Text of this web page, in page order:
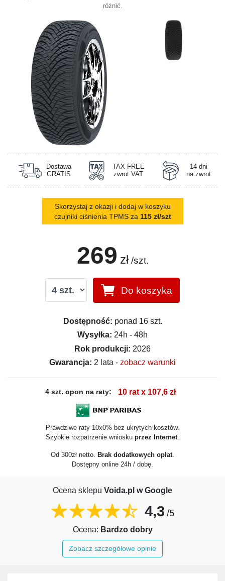
różnić.
Dostawa
GRATIS
TAX FREE
zwrot VAT
14 dni
na zwrot
Skorzystaj z okazji i dodaj w koszyku
czujniki ciśnienia TPMS za 115 zł/szt
269 zł /szt.
Do koszyka
Dostępność: ponad 16 szt.
Wysyłka: 24h - 48h
Rok produkcji: 2026
Gwarancja: 2 lata - zobacz warunki
4 szt. opon na raty: 10 rat x 107,6 zł
Prawdziwe raty 10x0% bez ukrytych kosztów.
Szybkie rozpatrzenie wniosku przez Internet
Od 300zł netto. Brak dodatkowych opłat
Dostępny online 24h / dobę.
Ocena sklepu Voida.pl w Google
4,3 /5
Ocena: Bardzo dobry
Zobacz szczegółowe opinie